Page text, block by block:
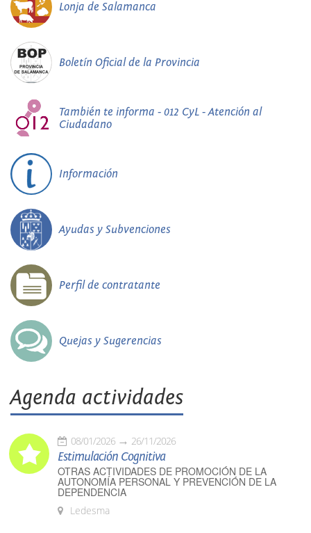
Lonja de Salamanca
Boletín Oficial de la Provincia
También te informa - 012 CyL - Atención al
Ciudadano
Información
Ayudas y Subvenciones
Perfil de contratante
Quejas y Sugerencias
Agenda actividades
08/01/2026 26/11/2026
Estimulación Cognitiva
OTRAS ACTIVIDADES DE PROMOCIÓN DE LA
AUTONOMÍA PERSONAL Y PREVENCIÓN DE LA
DEPENDENCIA
Ledesma